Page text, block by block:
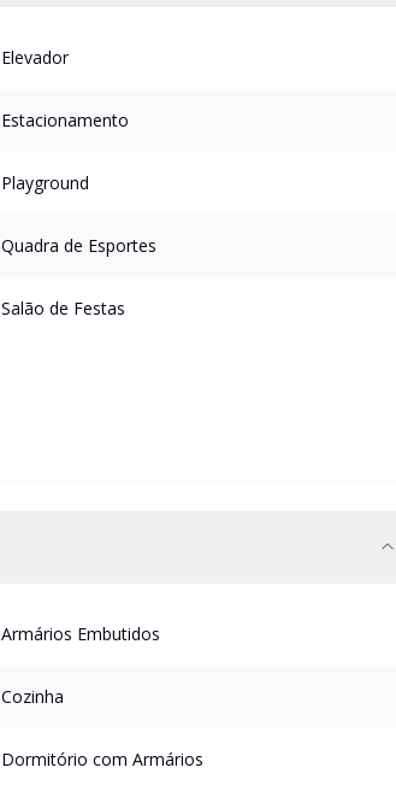
Elevador
Estacionamento
Playground
Quadra de Esportes
Salão de Festas
Armários Embutidos
Cozinha
Dormitório com Armários